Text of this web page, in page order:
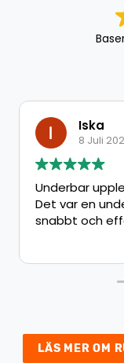
Iska
8 Juli
Underbar
Det var en
snabbt och
LÄS MER OM